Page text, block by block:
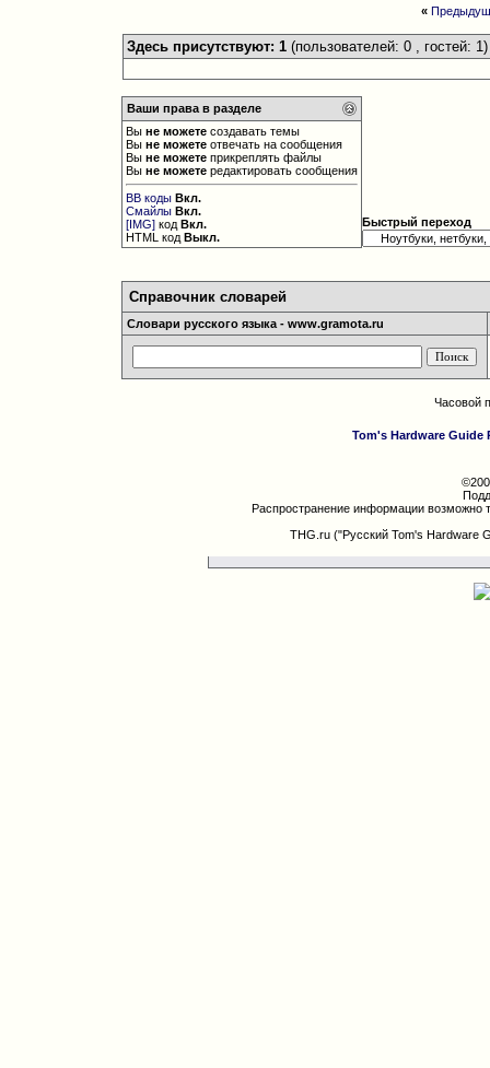
«
Здесь присутствуют: 1 (пользователей: 0 , гостей: 1)
Ваши права в разделе
Выне можете создавать темы
Выне можете отвечать на сообщения
Выне можете прикреплять файлы
Выне можете редактировать сообщения
BB коды Вкл.
Смайлы Вкл.
[IMG] кодВкл.
HTML кодВыкл.
Быстрый переход
Справочник словарей
Словари русского языка - www.gramota.ru
Часовой
Tom's Hardware Guide
Распространение информации возможно
THG.ru ("Русский Tom's Hardware